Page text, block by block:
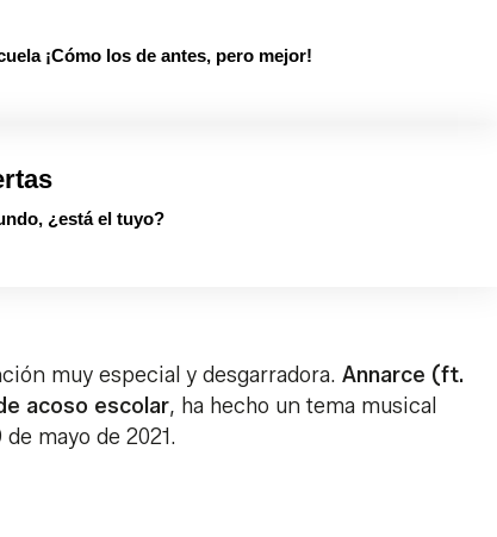
¡Cómo los de antes, pero mejor!
¿está el tuyo?
muy especial y desgarradora. Annarce (ft.
acoso escolar, ha hecho un tema musical
mayo de 2021.